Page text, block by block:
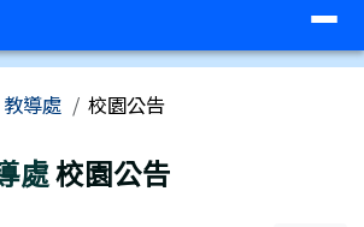
教導處 校園公告
處校園公告